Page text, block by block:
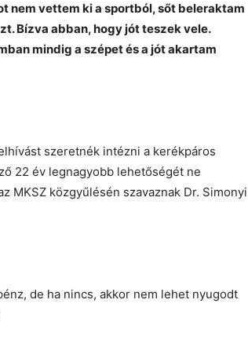
nem vettem ki a sportból, sőt beleraktam
Bízva abban, hogy jót teszek vele.
mindig a szépet és a jót akartam
szeretnék intézni a kerékpáros
22 év legnagyobb lehetőségét ne
MKSZ közgyűlésén szavaznak Dr. Simonyi
de ha nincs, akkor nem lehet nyugodt